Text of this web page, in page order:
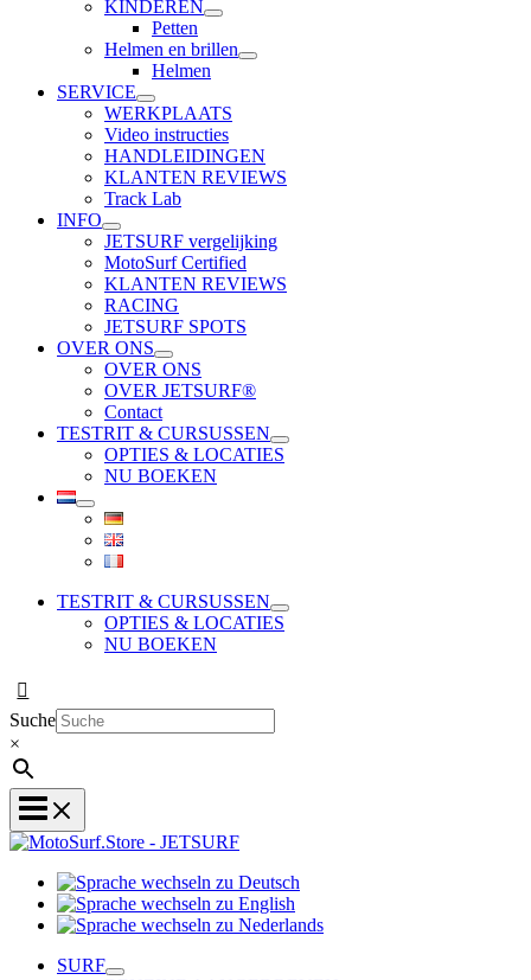
KINDEREN
Petten
Helmen en brillen
Helmen
SERVICE
WERKPLAATS
Video instructies
HANDLEIDINGEN
KLANTEN REVIEWS
Track Lab
INFO
JETSURF vergelijking
MotoSurf Certified
KLANTEN REVIEWS
RACING
JETSURF SPOTS
OVER ONS
OVER ONS
OVER JETSURF®
Contact
TESTRIT & CURSUSSEN
OPTIES & LOCATIES
NU BOEKEN
TESTRIT & CURSUSSEN
OPTIES & LOCATIES
NU BOEKEN
Suche
×
zu
wechseln
Sprache
SURF